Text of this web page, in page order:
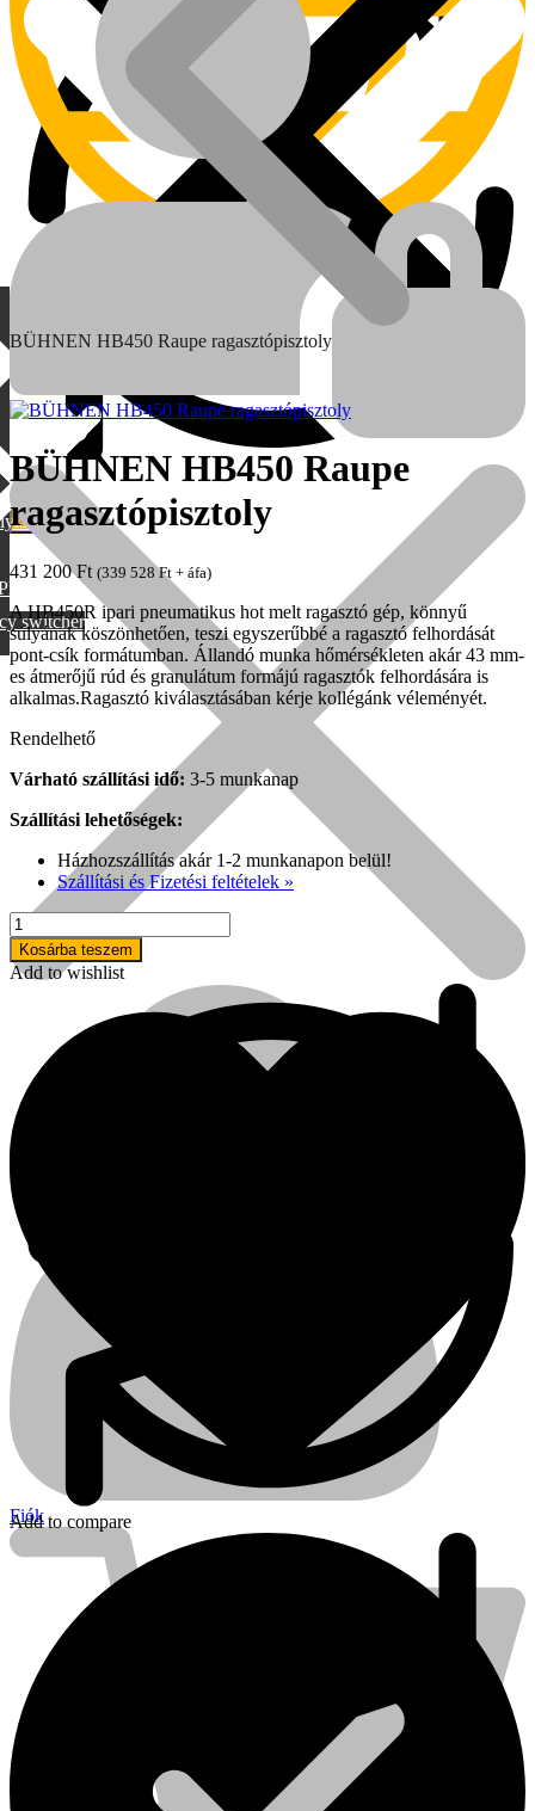
MAX
switcher
Fiók
BÜHNEN HB450 Raupe ragasztópisztoly
BÜHNEN HB450 Raupe
ragasztópisztoly
431 200Ft (339 528Ft + áfa)
A HB450R ipari pneumatikus hot melt ragasztó gép, könnyű
súlyának köszönhetően, teszi egyszerűbbé a ragasztó felhordását
pont-csík formátumban. Állandó munka hőmérsékleten akár 43 mm-
es átmerőjű rúd és granulátum formájú ragasztók felhordására is
alkalmas.Ragasztó kiválasztásában kérje kollégánk véleményét.
Rendelhető
Várható szállítási idő: 3-5 munkanap
Szállítási lehetőségek:
Házhozszállítás akár 1-2 munkanapon belül!
Szállítási és Fizetési feltételek »
BÜHNEN
HB450
Raupe
ragasztópisztoly
Kosárba teszem
Add to wishlist
Add to compare